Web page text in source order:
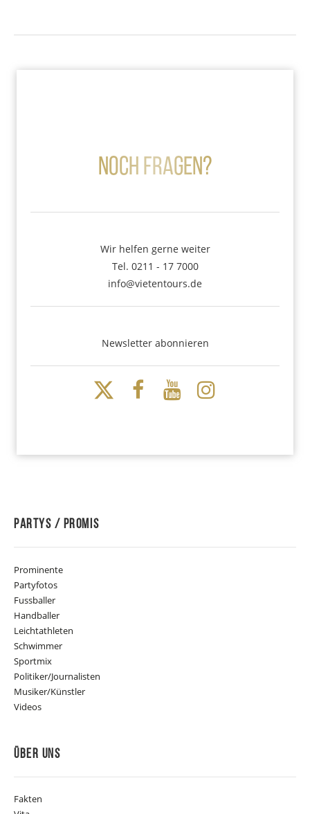
Noch Fragen?
Wir helfen gerne weiter
Tel. 0211 - 17 7000
info@vietentours.de
Newsletter abonnieren
Partys / Promis
Prominente
Partyfotos
Fussballer
Handballer
Leichtathleten
Schwimmer
Sportmix
Politiker/Journalisten
Musiker/Künstler
Videos
Über Uns
Fakten